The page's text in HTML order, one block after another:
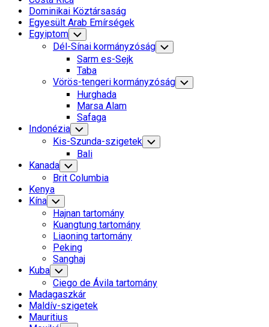
Dominikai Köztársaság
Egyesült Arab Emírségek
Egyiptom Toggle
Child
Menu
Dél-Sínai kormányzóság Toggle
Child
Sarm es-Sejk
Taba
Vörös-tengeri kormányzóság Toggle
Child
Hurghada
Marsa Alam
Safaga
Indonézia Toggle
Child
Menu
Kis-Szunda-szigetek Toggle
Child
Bali
Kanada Toggle
Child
Menu
Brit Columbia
Kenya
Kína Toggle
Child
Menu
Hajnan tartomány
Kuangtung tartomány
Liaoning tartomány
Peking
Sanghaj
Kuba Toggle
Child
Menu
Ciego de Ávila tartomány
Madagaszkár
Maldív-szigetek
Mauritius